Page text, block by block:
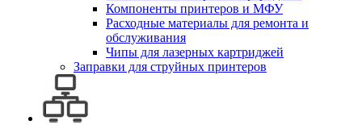
Компоненты принтеров и МФУ
Расходные материалы для ремонта и
обслуживания
Чипы для лазерных картриджей
Заправки для струйных принтеров